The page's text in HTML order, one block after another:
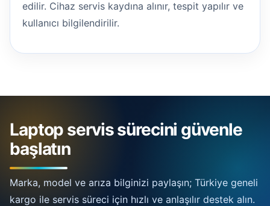
edilir. Cihaz servis kaydına alınır, tespit yapılır ve
kullanıcı bilgilendirilir.
Laptop servis sürecini güvenle
başlatın
Marka, model ve arıza bilginizi paylaşın; Türkiye geneli
kargo ile servis süreci için hızlı ve anlaşılır destek alın.